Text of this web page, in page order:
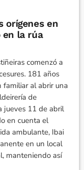
orígenes en
en la rúa
comenzó a
181 años
familiar al abrir una
de
jueves 11 de abril
en cuenta el
ambulante, Ibai
en un local
manteniendo así